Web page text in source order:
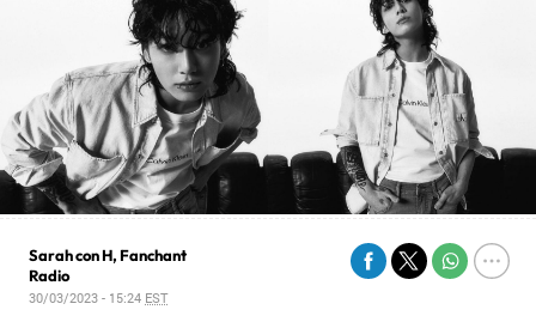
Sarah con H, Fanchant
Radio
30/03/2023 - 15:24 EST